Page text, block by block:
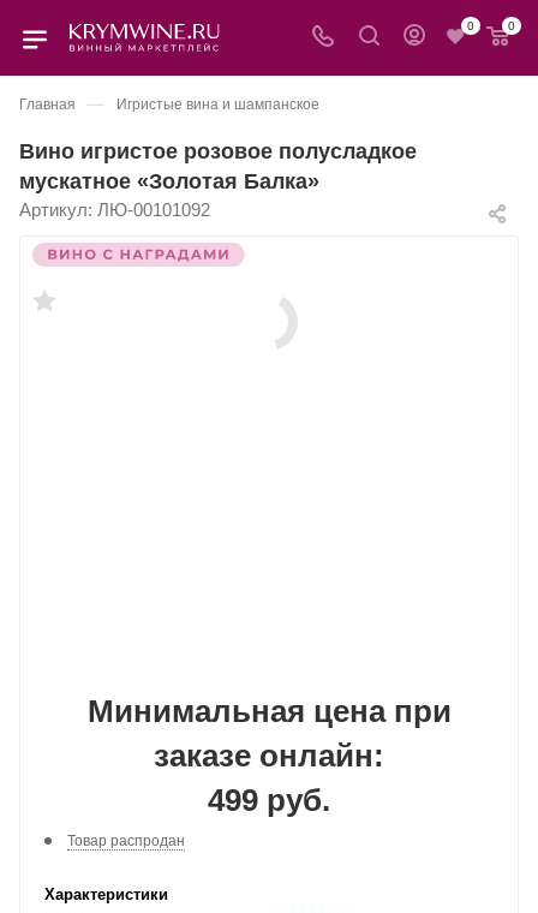
0 0
Главная — Игристые вина и шампанское
Вино игристое розовое полусладкое
мускатное «Золотая Балка»
Артикул: ЛЮ-00101092
Минимальная цена при
заказе онлайн:
499 руб.
Товар распродан
Характеристики